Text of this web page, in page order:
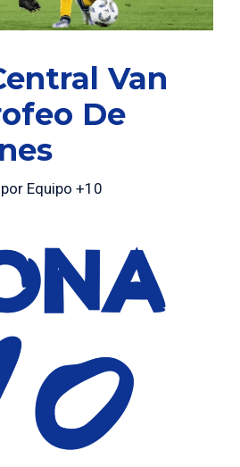
Van
De
por Equipo +10